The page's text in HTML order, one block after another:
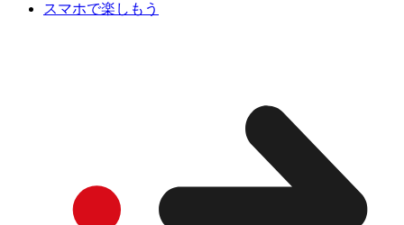
スマホで楽しもう